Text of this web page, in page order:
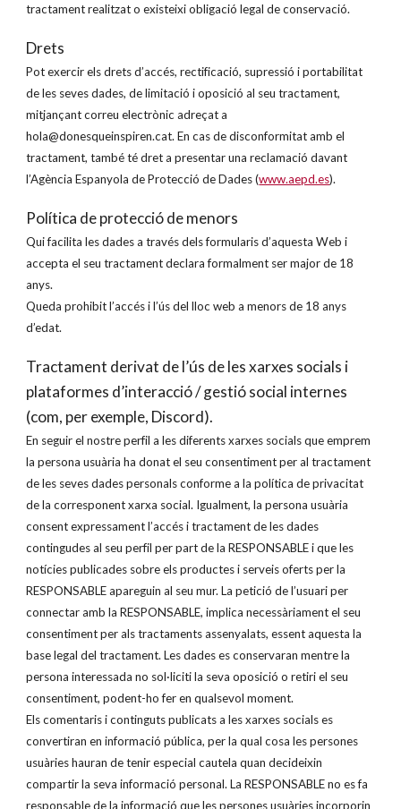
tractament realitzat o existeixi obligació legal de conservació.
Drets
Pot exercir els drets d’accés, rectificació, supressió i portabilitat
de les seves dades, de limitació i oposició al seu tractament,
mitjançant correu electrònic adreçat a
hola@donesqueinspiren.cat. En cas de disconformitat amb el
tractament, també té dret a presentar una reclamació davant
l’Agència Espanyola de Protecció de Dades (www.aepd.es).
Política de protecció de menors
Qui facilita les dades a través dels formularis d’aquesta Web i
accepta el seu tractament declara formalment ser major de 18
anys.
Queda prohibit l’accés i l’ús del lloc web a menors de 18 anys
d’edat.
Tractament derivat de l’ús de les xarxes socials i
plataformes d’interacció / gestió social internes
(com, per exemple, Discord).
En seguir el nostre perfil a les diferents xarxes socials que emprem
la persona usuària ha donat el seu consentiment per al tractament
de les seves dades personals conforme a la política de privacitat
de la corresponent xarxa social. Igualment, la persona usuària
consent expressament l’accés i tractament de les dades
contingudes al seu perfil per part de la RESPONSABLE i que les
notícies publicades sobre els productes i serveis oferts per la
RESPONSABLE apareguin al seu mur. La petició de l’usuari per
connectar amb la RESPONSABLE, implica necessàriament el seu
consentiment per als tractaments assenyalats, essent aquesta la
base legal del tractament. Les dades es conservaran mentre la
persona interessada no sol·liciti la seva oposició o retiri el seu
consentiment, podent-ho fer en qualsevol moment.
Els comentaris i continguts publicats a les xarxes socials es
convertiran en informació pública, per la qual cosa les persones
usuàries hauran de tenir especial cautela quan decideixin
compartir la seva informació personal. La RESPONSABLE no es fa
responsable de la informació que les persones usuàries incorporin